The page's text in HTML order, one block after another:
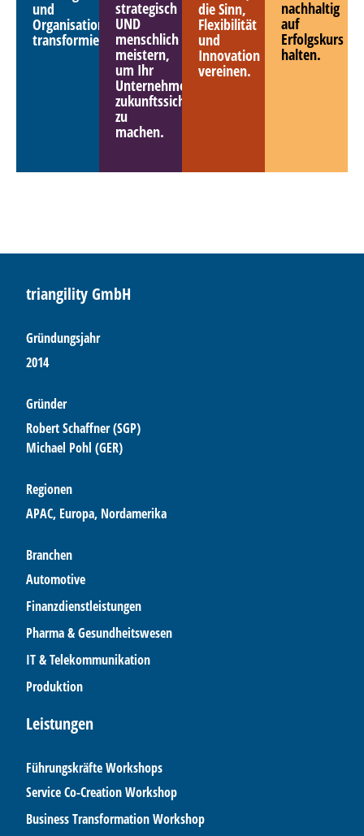
und
Organisationen
transformieren.
strategisch
UND
menschlich
meistern,
um Ihr
Unternehmen
zukunftssicher
zu
machen.
die Sinn,
Flexibilität
und
Innovation
vereinen.
nachhaltig
auf
Erfolgskurs
halten.
triangility GmbH
Gründungsjahr
2014
Gründer
Robert Schaffner (SGP)
Michael Pohl (GER)
Regionen
APAC, Europa, Nordamerika
Branchen
Automotive
Finanzdienstleistungen
Pharma & Gesundheitswesen
IT & Telekommunikation
Produktion
Leistungen
Führungskräfte Workshops
Service Co-Creation Workshop
Business Transformation Workshop